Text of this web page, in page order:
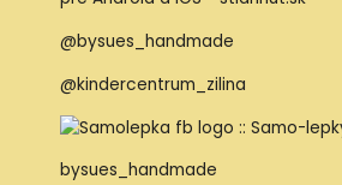
@bysues_handmade
@kindercentrum_zilina
bysues_handmade